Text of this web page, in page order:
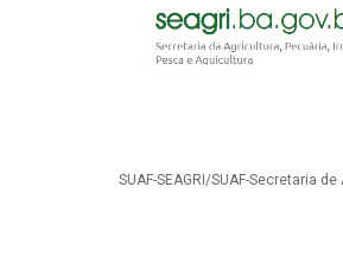
SUAF-SEAGRI/SUAF-Secretaria